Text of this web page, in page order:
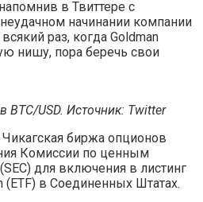
в Твиттере с
начинании компании
раз, когда Goldman
нишу, пора беречь свои
BTC/USD. Источник: Twitter
Чикагская биржа опционов
Комиссии по ценным
для включения в листинг
в Соединенных Штатах.